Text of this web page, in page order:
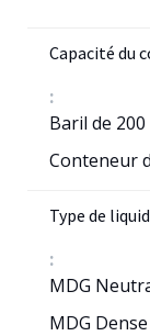
Capacité du
:
Baril de
Conteneur
Type de
:
MDG
MDG